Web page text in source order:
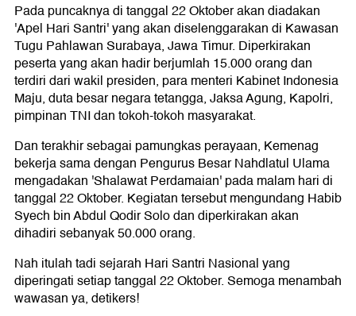
Pada puncaknya di tanggal 22 Oktober akan diadakan
'Apel Hari Santri' yang akan diselenggarakan di Kawasan
Tugu Pahlawan Surabaya, Jawa Timur. Diperkirakan
peserta yang akan hadir berjumlah 15.000 orang dan
terdiri dari wakil presiden, para menteri Kabinet Indonesia
Maju, duta besar negara tetangga, Jaksa Agung, Kapolri,
pimpinan TNI dan tokoh-tokoh masyarakat.
Dan terakhir sebagai pamungkas perayaan, Kemenag
bekerja sama dengan Pengurus Besar Nahdlatul Ulama
mengadakan 'Shalawat Perdamaian' pada malam hari di
tanggal 22 Oktober. Kegiatan tersebut mengundang Habib
Syech bin Abdul Qodir Solo dan diperkirakan akan
dihadiri sebanyak 50.000 orang.
Nah itulah tadi sejarah Hari Santri Nasional yang
diperingati setiap tanggal 22 Oktober. Semoga menambah
wawasan ya, detikers!